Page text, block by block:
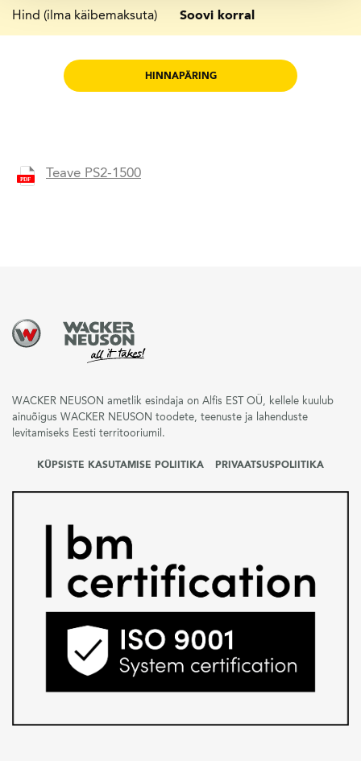
Hind (ilma käibemaksuta) Soovi korral
HINNAPÄRING
Teave PS2-1500
WACKER NEUSON ametlik esindaja on Alfis EST OÜ, kellele kuulub
ainuõigus WACKER NEUSON toodete, teenuste ja lahenduste
levitamiseks Eesti territooriumil.
KÜPSISTE KASUTAMISE POLIITIKA PRIVAATSUSPOLIITIKA